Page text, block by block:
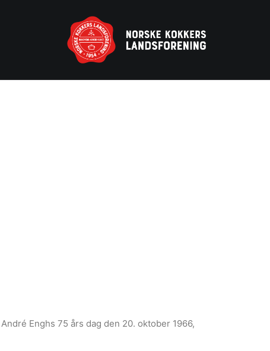
Enghs 75 års dag den 20. oktober 1966,